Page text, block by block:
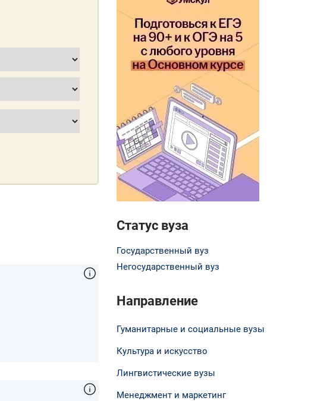
Статус вуза
Государственный вуз
Негосударственный вуз
Направление
Гуманитарные и социальные вузы
Культура и искусство
Лингвистические вузы
Менеджмент и маркетинг